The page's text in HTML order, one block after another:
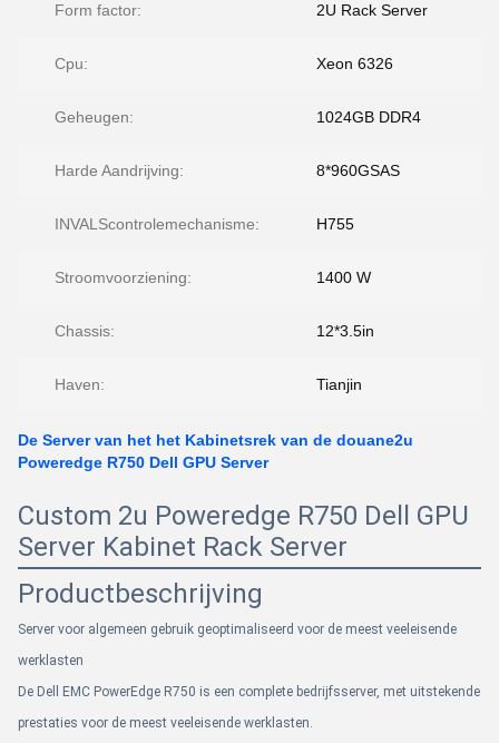
Form factor: 2U Rack Server
Cpu: Xeon 6326
Geheugen: 1024GB DDR4
Harde Aandrijving: 8*960GSAS
INVALScontrolemechanisme: H755
Stroomvoorziening: 1400 W
Chassis: 12*3.5in
Haven: Tianjin
De Server van het het Kabinetsrek van de douane2u
Poweredge R750 Dell GPU Server
Custom 2u Poweredge R750 Dell GPU
Server Kabinet Rack Server
Productbeschrijving
Server voor algemeen gebruik geoptimaliseerd voor de meest veeleisende
werklasten
De Dell EMC PowerEdge R750 is een complete bedrijfsserver, met uitstekende
prestaties voor de meest veeleisende werklasten.